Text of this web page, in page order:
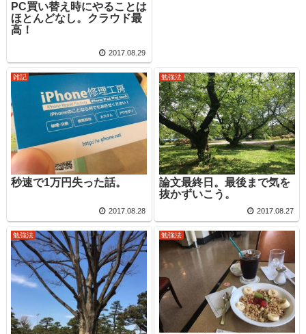
PC買い替え時にやることは
ほとんどなし。クラウド最
高！
2017.08.29
雑記
秒速で1万円失った話。
2017.08.28
勉強法
論文最終日。最後まで気を
抜かずいこう。
2017.08.27
勉強法 勉強法